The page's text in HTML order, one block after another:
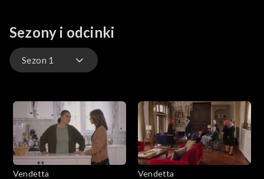
Sezony i odcinki
Sezon 1
Sezon 2
Sezon 1
Vendetta
Vendetta